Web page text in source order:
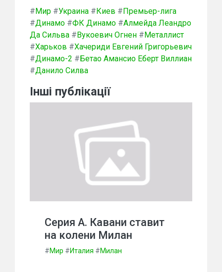
#Мир #Украина #Киев #Премьер-лига
#Динамо #ФК Динамо #Алмейда Леандро
Да Сильва #Вукоевич Огнен #Металлист
#Харьков #Хачериди Евгений Григорьевич
#Динамо-2 #Бетао Амансио Еберт Виллиан
#Данило Силва
Інші публікації
Серия А. Кавани ставит
на колени Милан
#Мир #Италия #Милан